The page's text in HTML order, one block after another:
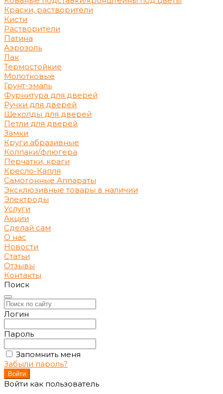
Краски, растворители
Кисти
Растворители
Патина
Аэрозоль
Лак
Термостойкие
Молотковые
Грунт-эмаль
Фурнитура для дверей
Ручки для дверей
Щеколды для дверей
Петли для дверей
Замки
Круги абразивные
Колпаки/флюгера
Перчатки, краги
Кресло-Капля
Самогонные Аппараты
Эксклюзивные товары в наличии
Электроды
Услуги
Акции
Сделай сам
О нас
Новости
Статьи
Отзывы
Контакты
Поиск
Логин
Пароль
Запомнить меня
Забыли пароль?
Войти как пользователь